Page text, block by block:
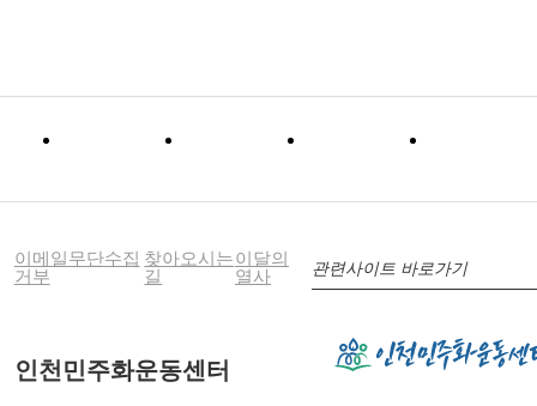
이메일무단수집
거부
찾아오시는
길
이달의
열사
인천민주화운동센터
관련사이트 바로가기